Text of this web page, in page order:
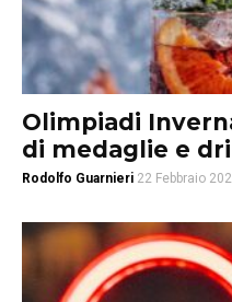
Olimpiadi
di medaglie e
Rodolfo Guarnieri 22 Febbraio